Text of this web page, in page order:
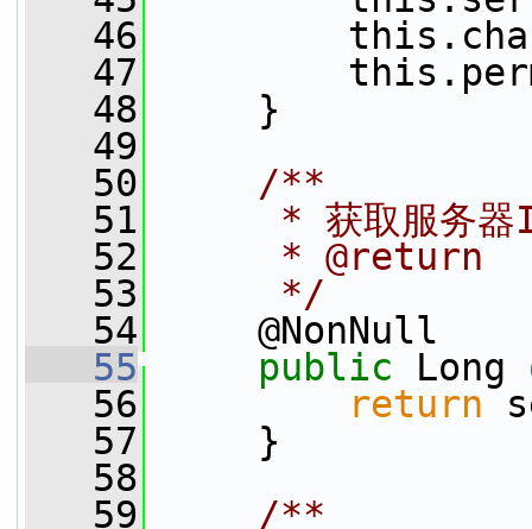
   46
   47
   48
}
   49
   50
    /**
   51
* 获取服务器
   52
     * @return
   53
     */
   54
@NonNull
   55
public Long
   56
return
   57
}
   58
   59
    /**